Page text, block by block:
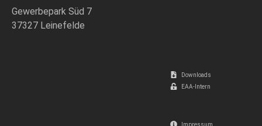
Gewerbepark Süd 7
37327 Leinefelde
Downloads
EAA-Intern
Impressum